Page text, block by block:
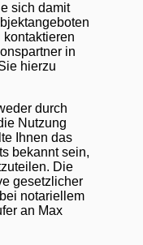
sich damit
in
hierzu
durch
Nutzung
Ihnen das
bekannt sein,
Die
gesetzlicher
notariellem
an Max